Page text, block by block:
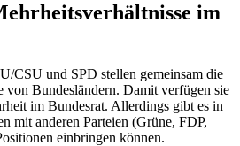
im
CSU und SPD stellen gemeinsam die
von Bundesländern. Damit verfügen sie
im Bundesrat. Allerdings gibt es in
mit anderen Parteien (Grüne, FDP,
einbringen können.